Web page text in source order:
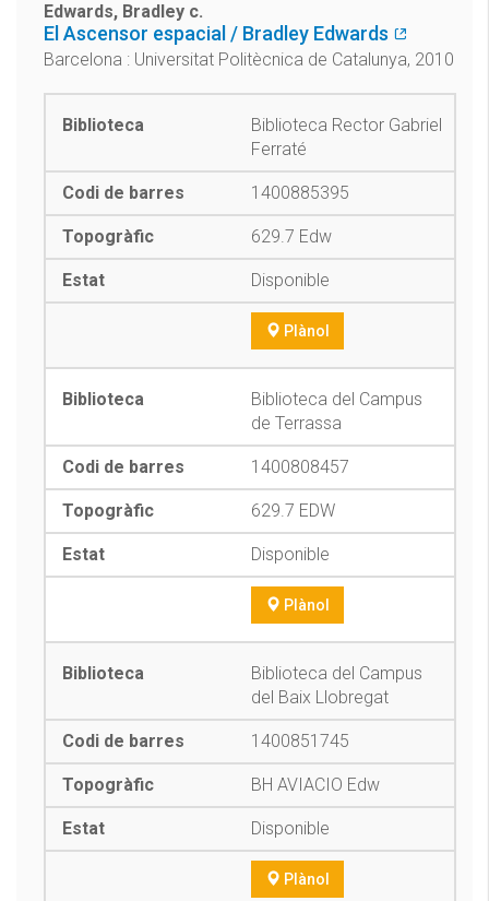
Edwards, Bradley c.
El Ascensor espacial / Bradley Edwards
Barcelona : Universitat Politècnica de Catalunya, 2010
Biblioteca Rector Gabriel
Ferraté
1400885395
629.7 Edw
Disponible
Plànol
Biblioteca del Campus
de Terrassa
1400808457
629.7 EDW
Disponible
Plànol
Biblioteca del Campus
del Baix Llobregat
1400851745
BH AVIACIO Edw
Disponible
Plànol